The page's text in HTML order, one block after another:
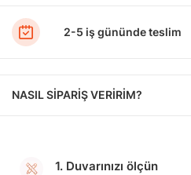
2-5 iş gününde teslim
NASIL SİPARİŞ VERİRİM?
1. Duvarınızı ölçün